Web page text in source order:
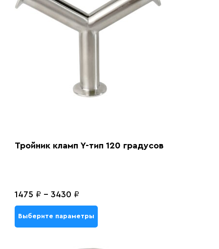
Тройник кламп Y-тип 120 градусов
1475 ₽ - 3430 ₽
Выберите параметры